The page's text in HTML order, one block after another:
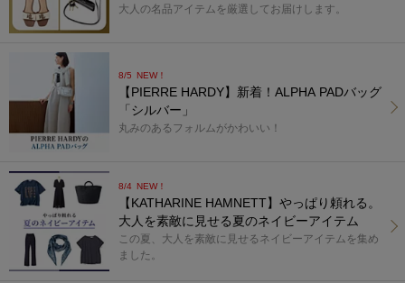
大人の名品アイテムを厳選してお届けします。
8/5 NEW！
【PIERRE HARDY】新着！ALPHA PADバッグ
「シルバー」
丸みのあるフォルムがかわいい！
8/4 NEW！
【KATHARINE HAMNETT】やっぱり頼れる。
大人を素敵に見せる夏のネイビーアイテム
この夏、大人を素敵に見せるネイビーアイテムを集め
ました。